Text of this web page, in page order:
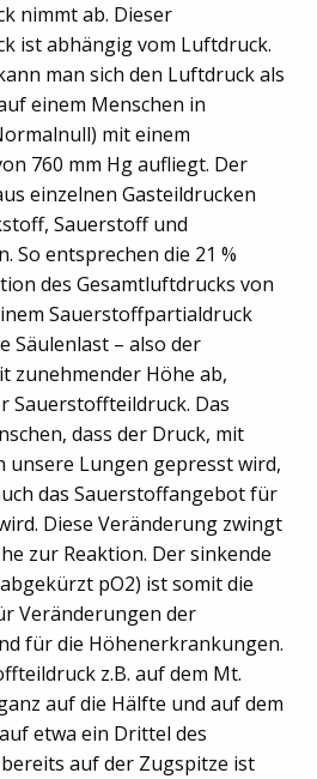
nimmt ab. Dieser
ist abhängig vom Luftdruck.
man sich den Luftdruck als
einem Menschen in
mit einem
760 mm Hg aufliegt. Der
einzelnen Gasteildrucken
Sauerstoff und
So entsprechen die 21 %
des Gesamtluftdrucks von
Sauerstoffpartialdruck
Säulenlast – also der
zunehmender Höhe ab,
Sauerstoffteildruck. Das
dass der Druck, mit
unsere Lungen gepresst wird,
das Sauerstoffangebot für
Diese Veränderung zwingt
zur Reaktion. Der sinkende
pO2) ist somit die
Veränderungen der
für die Höhenerkrankungen.
z.B. auf dem Mt.
auf die Hälfte und auf dem
etwa ein Drittel des
auf der Zugspitze ist